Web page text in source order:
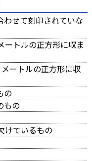
せて刻印されていな
ートルの正方形に収ま
ートルの正方形に収
の
もの
けているもの